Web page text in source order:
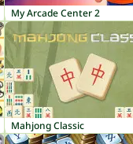
My Arcade Center 2
Mahjong Classic